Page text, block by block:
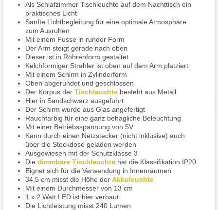
Als Schlafzimmer Tischleuchte auf dem Nachttisch ein
praktisches Licht
Sanfte Lichtbegleitung für eine optimale Atmosphäre
zum Ausruhen
Mit einem Fusse in runder Form
Der Arm steigt gerade nach oben
Dieser ist in Röhrenform gestaltet
Kelchförmiger Strahler ist oben auf dem Arm platziert
Mit einem Schirm in Zylinderform
Oben abgerundet und geschlossen
Der Korpus der Tischleuchte besteht aus Metall
Hier in Sandschwarz ausgeführt
Der Schirm wurde aus Glas angefertigt
Rauchfarbig für eine ganz behagliche Beleuchtung
Mit einer Betriebsspannung von 5V
Kann durch einen Netzstecker (nicht inklusive) auch
über die Steckdose geladen werden
Ausgewiesen mit der Schutzklasse 3
Die dimmbare Tischleuchte hat die Klassifikation IP20
Eignet sich für die Verwendung in Innenräumen
34,5 cm misst die Höhe der Akkuleuchte
Mit einem Durchmesser von 13 cm
1 x 2 Watt LED ist hier verbaut
Die Lichtleistung misst 240 Lumen